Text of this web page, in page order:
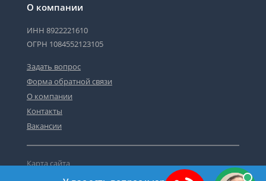
О компании
ИНН 8922221610
ОГРН 1084552123105
Задать вопрос
Форма обратной связи
О компании
Контакты
Вакансии
Карта сайта
Политика персональных данных